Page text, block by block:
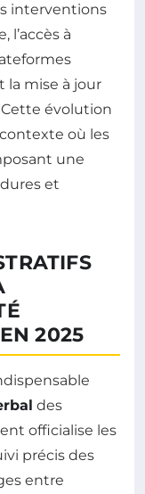
interventions
à
la mise à jour
évolution
où les
une
et
2025
des
officialise les
précis des
entre